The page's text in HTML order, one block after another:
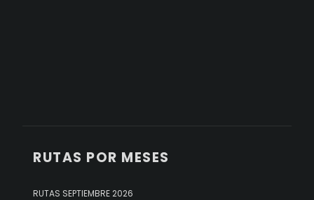
RUTAS POR MESES
RUTAS SEPTIEMBRE 2026